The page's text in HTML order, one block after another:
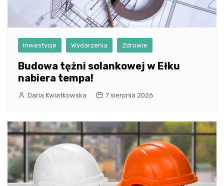
Inwestycje Wydarzenia Zdrowie
Budowa tężni solankowej w Ełku
nabiera tempa!
Daria Kwiatkowska 7 sierpnia 2026